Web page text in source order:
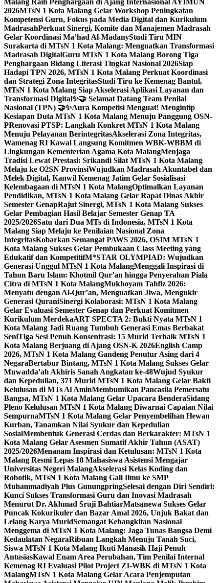
Malang Raih Penghargaan di Ajang Internasional AYIMUN
2026MTsN 1 Kota Malang Gelar Workshop Peningkatan
Kompetensi Guru, Fokus pada Media Digital dan Kurikulum
MadrasahPerkuat Sinergi, Komite dan Manajemen Madrasah
Gelar Koordinasi Ma’had Al-MadanyStudi Tiru MIN
Surakarta di MTsN 1 Kota Malang: Menguatkan Transformasi
Madrasah DigitalGuru MTsN 1 Kota Malang Borong Tiga
Penghargaan Bidang Literasi Tingkat Nasional 2026Siap
Hadapi TPN 2026, MTsN 1 Kota Malang Perkuat Koordinasi
dan Strategi Zona IntegritasStudi Tiru ke Kemenag Bantul,
MTsN 1 Kota Malang Siap Akselerasi Aplikasi Layanan dan
Transformasi Digital✨🤝 Selamat Datang Team Penilai
Nasional (TPN) 🤝✨Aura Kompetisi Menguat! Mengintip
Kesiapan Duta MTsN 1 Kota Malang Menuju Panggung OSN-
PRenovasi PTSP: Langkah Konkret MTsN 1 Kota Malang
Menuju Pelayanan BerintegritasAkselerasi Zona Integritas,
Wamenag RI Kawal Langsung Komitmen WBK-WBBM di
Lingkungan Kementerian Agama Kota MalangMenjaga
Tradisi Lewat Prestasi: Srikandi Silat MTsN 1 Kota Malang
Melaju ke O2SN ProvinsiWujudkan Madrasah Akuntabel dan
Melek Digital, Kanwil Kemenag Jatim Gelar Sosialisasi
Kelembagaan di MTsN 1 Kota MalangOptimalkan Layanan
Pendidikan, MTsN 1 Kota Malang Gelar Rapat Dinas Akhir
Semester GenapRajut Sinergi, MTsN 1 Kota Malang Sukses
Gelar Pembagian Hasil Belajar Semester Genap TA
2025/2026Satu dari Dua MTs di Indonesia, MTsN 1 Kota
Malang Siap Melaju ke Penilaian Nasional Zona
IntegritasKobarkan Semangat PAWS 2026, OSIM MTsN 1
Kota Malang Sukses Gelar Pembukaan Class Meeting yang
Edukatif dan KompetitifM*STAR OLYMPIAD: Wujudkan
Generasi Unggul MTsN 1 Kota MalangMenggali Inspirasi di
Tahun Baru Islam: Khotmil Qur’an hingga Penyerahan Piala
Citra di MTsN 1 Kota MalangMukhoyam Tahfiz 2026:
Menyatu dengan Al-Qur’an, Menguatkan Jiwa, Mengukir
Generasi QuraniSinergi Kolaborasi: MTsN 1 Kota Malang
Gelar Evaluasi Semester Genap dan Perkuat Komitmen
Kurikulum MerdekaART SPECTA 2: Bukti Nyata MTsN 1
Kota Malang Jadi Ruang Tumbuh Generasi Emas Berbakat
SeniTiga Sesi Penuh Konsentrasi: 15 Murid Terbaik MTsN 1
Kota Malang Berjuang di Ajang OSN-K 2026English Camp
2026, MTsN 1 Kota Malang Gandeng Penutur Asing dari 4
NegaraBertabur Bintang, MTsN 1 Kota Malang Sukses Gelar
Muwadda’ah Akhiris Sanah Angkatan ke-48Wujud Syukur
dan Kepedulian, 371 Murid MTsN 1 Kota Malang Gelar Bakti
Kelulusan di MTs Al AminMembumikan Pancasila Pemersatu
Bangsa, MTsN 1 Kota Malang Gelar Upacara BenderaSidang
Pleno Kelulusan MTsN 1 Kota Malang Diwarnai Capaian Nilai
SempurnaMTsN 1 Kota Malang Gelar Penyembelihan Hewan
Kurban, Tanamkan Nilai Syukur dan Kepedulian
SosialMembentuk Generasi Cerdas dan Berkarakter: MTsN 1
Kota Malang Gelar Asesmen Sumatif Akhir Tahun (ASAT)
2025/2026Menanam Inspirasi dan Ketulusan: MTsN 1 Kota
Malang Resmi Lepas 18 Mahasiswa Asistensi Mengajar
Universitas Negeri MalangAkselerasi Kelas Koding dan
Robotik, MTsN 1 Kota Malang Gali Ilmu ke SMP
Muhammadiyah Plus GunungpringSelesai dengan Diri Sendiri:
Kunci Sukses Transformasi Guru dan Inovasi Madrasah
Menurut Dr. Akhmad Sruji BahtiarMatsanewa Sukses Gelar
Puncak Kokurikuler dan Bazar Amal 2026, Unjuk Bakat dan
Lelang Karya MuridSemangat Kebangkitan Nasional
Menggema di MTsN 1 Kota Malang: Jaga Tunas Bangsa Demi
Kedaulatan NegaraRibuan Langkah Menuju Tanah Suci,
Siswa MTsN 1 Kota Malang Ikuti Manasik Haji Penuh
AntusiasKawal Enam Area Perubahan, Tim Penilai Internal
Kemenag RI Evaluasi Pilot Project ZI-WBK di MTsN 1 Kota
MalangMTsN 1 Kota Malang Gelar Acara Penjemputan